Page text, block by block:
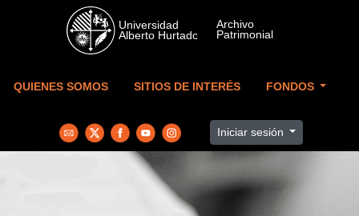
Skip to main content
QUIENES SOMOS SITIOS DE INTERÉS FONDOS
Iniciar sesión